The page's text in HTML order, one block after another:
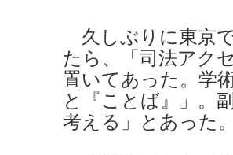
久しぶりに東京
たら、「司法アク
置いてあった。学
と『ことば』」。
考える」とあった。